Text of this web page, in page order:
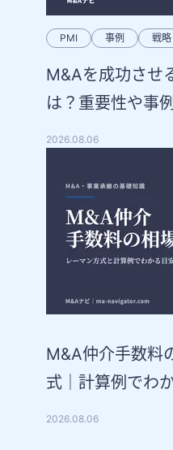
PMI 事例 戦略
M&Aを成功させ
は？重要性や事
2026.08.06
M&A仲介手数料
式｜計算例でわ
2026.08.06